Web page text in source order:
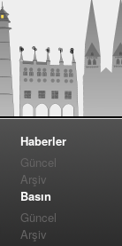
Haberler
Güncel
Arşiv
Basın
Güncel
Arşiv